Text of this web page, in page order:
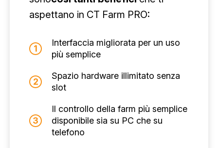
aspettano in CT Farm PRO:
Interfaccia migliorata per un uso
più semplice
Spazio hardware illimitato senza
slot
Il controllo della farm più semplice
disponibile sia su PC che su
telefono